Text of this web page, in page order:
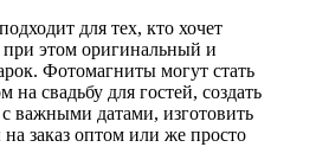
для тех, кто хочет
при этом оригинальный и
Фотомагниты могут стать
свадьбу для гостей, создать
важными датами, изготовить
заказ оптом или же просто